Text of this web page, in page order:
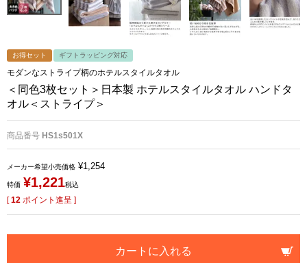
お得セット ギフトラッピング対応
モダンなストライプ柄のホテルスタイルタオル
＜同色3枚セット＞日本製 ホテルスタイルタオル ハンドタ
オル＜ストライプ＞
商品番号 HS1s501X
メーカー希望小売価格 ¥1,254
特価 ¥1,221税込
[12 ポイント進呈 ]
カートに入れる